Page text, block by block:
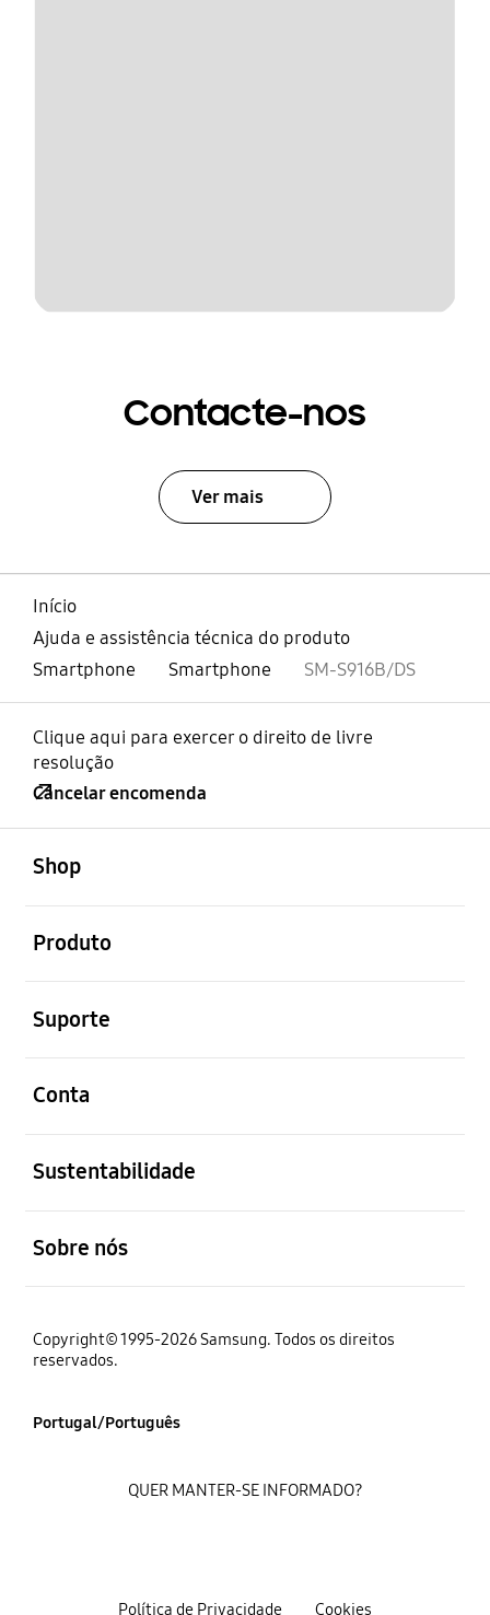
Contacte-nos
Ver mais
Início
Ajuda e assistência técnica do produto
Smartphone
Smartphone SM-S916B/DS
Clique aqui para exercer o direito de livre
resolução
Cancelar encomenda
Shop
Produto
Suporte
Conta
Sustentabilidade
Sobre nós
Copyright© 1995-2026 Samsung. Todos os direitos
reservados.
Portugal/Português
Política de Privacidade Cookies
QUER MANTER-SE INFORMADO?